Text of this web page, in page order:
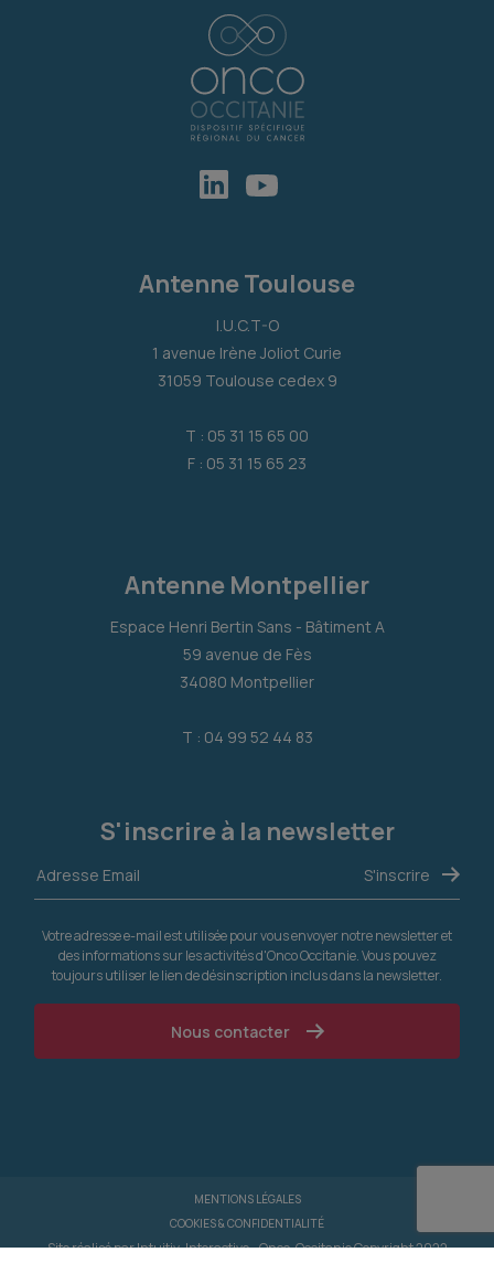
Antenne Toulouse
I.U.C.T-O
1 avenue Irène Joliot Curie
31059 Toulouse cedex 9
T : 05 31 15 65 00
F : 05 31 15 65 23
Antenne Montpellier
Espace Henri Bertin Sans - Bâtiment A
59 avenue de Fès
34080 Montpellier
T : 04 99 52 44 83
S'inscrire à la newsletter
Votre adresse e-mail est utilisée pour vous envoyer notre newsletter et
des informations sur les activités d'Onco Occitanie. Vous pouvez
toujours utiliser le lien de désinscription inclus dans la newsletter.
Nous contacter
MENTIONS LÉGALES
COOKIES & CONFIDENTIALITÉ
Site réalisé parIntuitiv-Interactive- Onco-Occitanie Copyright 2022